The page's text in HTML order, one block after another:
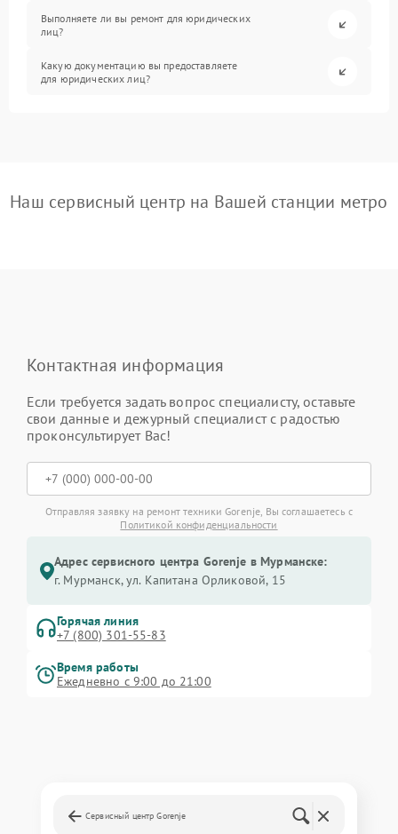
Выполняете ли вы ремонт для юридических
лиц?
Какую документацию вы предоставляете
для юридических лиц?
Наш сервисный центр на Вашей станции метро
Контактная информация
Если требуется задать вопрос специалисту, оставьте
свои данные и дежурный специалист с радостью
проконсультирует Вас!
Отправляя заявку на ремонт техники Gorenje, Вы соглашаетесь с
Политикой конфиденциальности
Адрес сервисного центра Gorenje в Мурманске:
г. Мурманск, ул. Капитана Орликовой, 15
Горячая линия
+7 (800) 301-55-83
Время работы
Ежедневно с 9:00 до 21:00
Сервисный центр Gorenje